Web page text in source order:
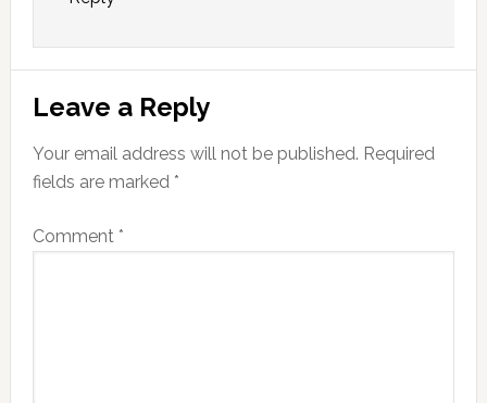
Leave a Reply
Your email address will not be published. Required
fields are marked *
Comment *